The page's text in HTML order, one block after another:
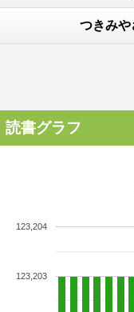
つきみや
読書グラフ
123,203
123,204